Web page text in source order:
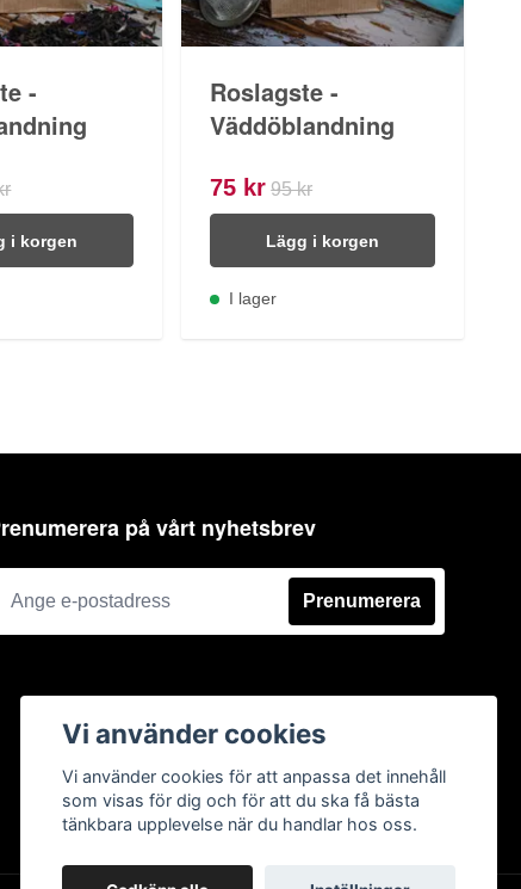
-
i korgen
Roslagste -
Väddöblandning
75 kr 95 kr
Lägg i korgen
I lager
på vårt nyhetsbrev
Prenumerera
Vi använder cookies
Vi använder cookies för att anpassa det innehåll
som visas för dig och för att du ska få bästa
tänkbara upplevelse när du handlar hos oss.